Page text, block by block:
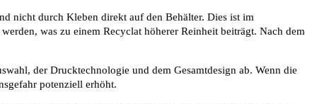
nicht durch Kleben direkt auf den Behälter. Dies ist im
was zu einem Recyclat höherer Reinheit beiträgt. Nach dem
der Drucktechnologie und dem Gesamtdesign ab. Wenn die
potenziell erhöht.